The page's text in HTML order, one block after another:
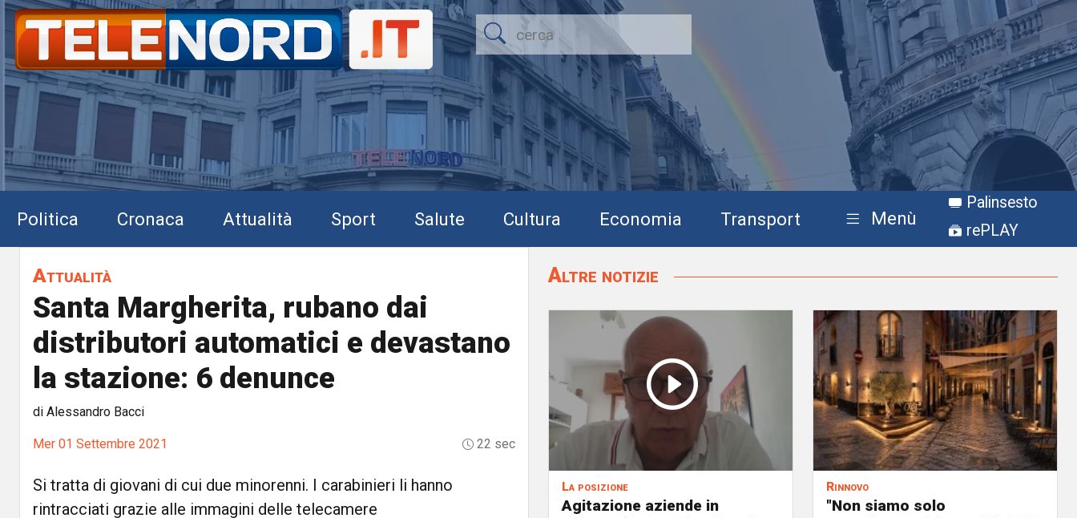
Politica Cronaca Attualità Sport Salute Cultura Economia Transport Menù
Palinsesto
rePLAY
Attualità
Santa Margherita, rubano dai
distributori automatici e devastano
la stazione: 6 denunce
di Alessandro Bacci
Mer 01 Settembre 2021 22 sec
Si tratta di giovani di cui due minorenni. I carabinieri li hanno
rintracciati grazie alle immagini delle telecamere
Altre notizie
La posizione
Agitazione aziende in
Rinnovo
"Non siamo solo